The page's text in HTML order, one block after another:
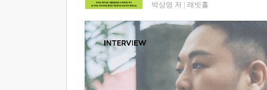
박상영 저 래빗홀